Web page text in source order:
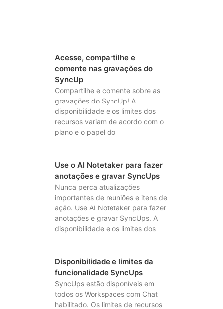
Acesse, compartilhe e
comente nas gravações do
SyncUp
Compartilhe e comente sobre as
gravações do SyncUp! A
disponibilidade e os limites dos
recursos variam de acordo com o
plano e o papel do
Use o AI Notetaker para fazer
anotações e gravar SyncUps
Nunca perca atualizações
importantes de reuniões e itens de
ação. Use AI Notetaker para fazer
anotações e gravar SyncUps. A
disponibilidade e os limites dos
Disponibilidade e limites da
funcionalidade SyncUps
SyncUps estão disponíveis em
todos os Workspaces com Chat
habilitado. Os limites de recursos